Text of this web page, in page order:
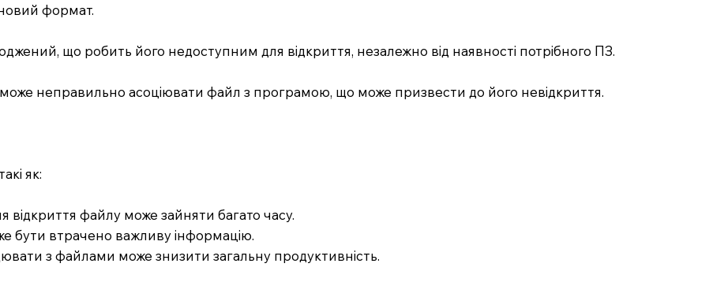
формат.
що робить його недоступним для відкриття, незалежно від наявності потрібного ПЗ.
може неправильно асоціювати файл з програмою, що може призвести до його невідкриття.
як:
відкриття файлу може зайняти багато часу.
бути втрачено важливу інформацію.
з файлами може знизити загальну продуктивність.